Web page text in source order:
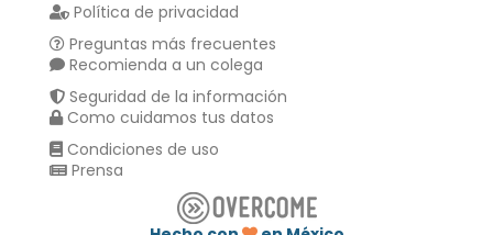
Política de privacidad
Preguntas más frecuentes
Recomienda a un colega
Seguridad de la información
Como cuidamos tus datos
Condiciones de uso
Prensa